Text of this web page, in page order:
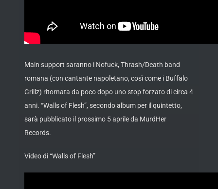
Main support saranno i Nofuck, Thrash/Death band
romana (con cantante napoletano, così come i Buffalo
Grillz) ritornata da poco dopo uno stop forzato di circa 4
anni. “Walls of Flesh”, secondo album per il quintetto,
sarà pubblicato il prossimo 5 aprile da MurdHer
Records.
Video di “Walls of Flesh”